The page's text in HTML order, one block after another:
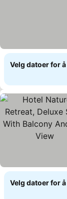
Velg datoer for
Velg datoer for